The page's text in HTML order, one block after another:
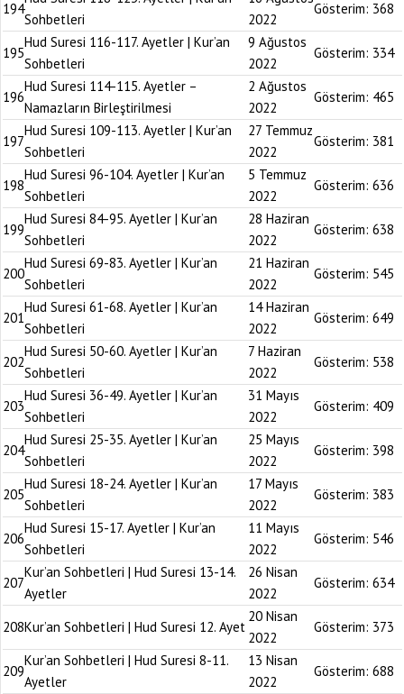
194
Sohbetleri
2022
Gösterim: 368
195
Hud Suresi 116-117. Ayetler | Kur’an
Sohbetleri
9 Ağustos
2022
Gösterim: 334
196
Hud Suresi 114-115. Ayetler –
Namazların Birleştirilmesi
2 Ağustos
2022
Gösterim: 465
197
Hud Suresi 109-113. Ayetler | Kur’an
Sohbetleri
27 Temmuz
2022
Gösterim: 381
198
Hud Suresi 96-104. Ayetler | Kur’an
Sohbetleri
5 Temmuz
2022
Gösterim: 636
199
Hud Suresi 84-95. Ayetler | Kur’an
Sohbetleri
28 Haziran
2022
Gösterim: 638
200
Hud Suresi 69-83. Ayetler | Kur’an
Sohbetleri
21 Haziran
2022
Gösterim: 545
201
Hud Suresi 61-68. Ayetler | Kur’an
Sohbetleri
14 Haziran
2022
Gösterim: 649
202
Hud Suresi 50-60. Ayetler | Kur’an
Sohbetleri
7 Haziran
2022
Gösterim: 538
203
Hud Suresi 36-49. Ayetler | Kur’an
Sohbetleri
31 Mayıs
2022
Gösterim: 409
204
Hud Suresi 25-35. Ayetler | Kur’an
Sohbetleri
25 Mayıs
2022
Gösterim: 398
205
Hud Suresi 18-24. Ayetler | Kur’an
Sohbetleri
17 Mayıs
2022
Gösterim: 383
206
Hud Suresi 15-17. Ayetler | Kur’an
Sohbetleri
11 Mayıs
2022
Gösterim: 546
207
Kur’an Sohbetleri | Hud Suresi 13-14.
Ayetler
26 Nisan
2022
Gösterim: 634
208Kur’an Sohbetleri | Hud Suresi 12. Ayet
20 Nisan
2022
Gösterim: 373
209
Kur’an Sohbetleri | Hud Suresi 8-11.
Ayetler
13 Nisan
2022
Gösterim: 688